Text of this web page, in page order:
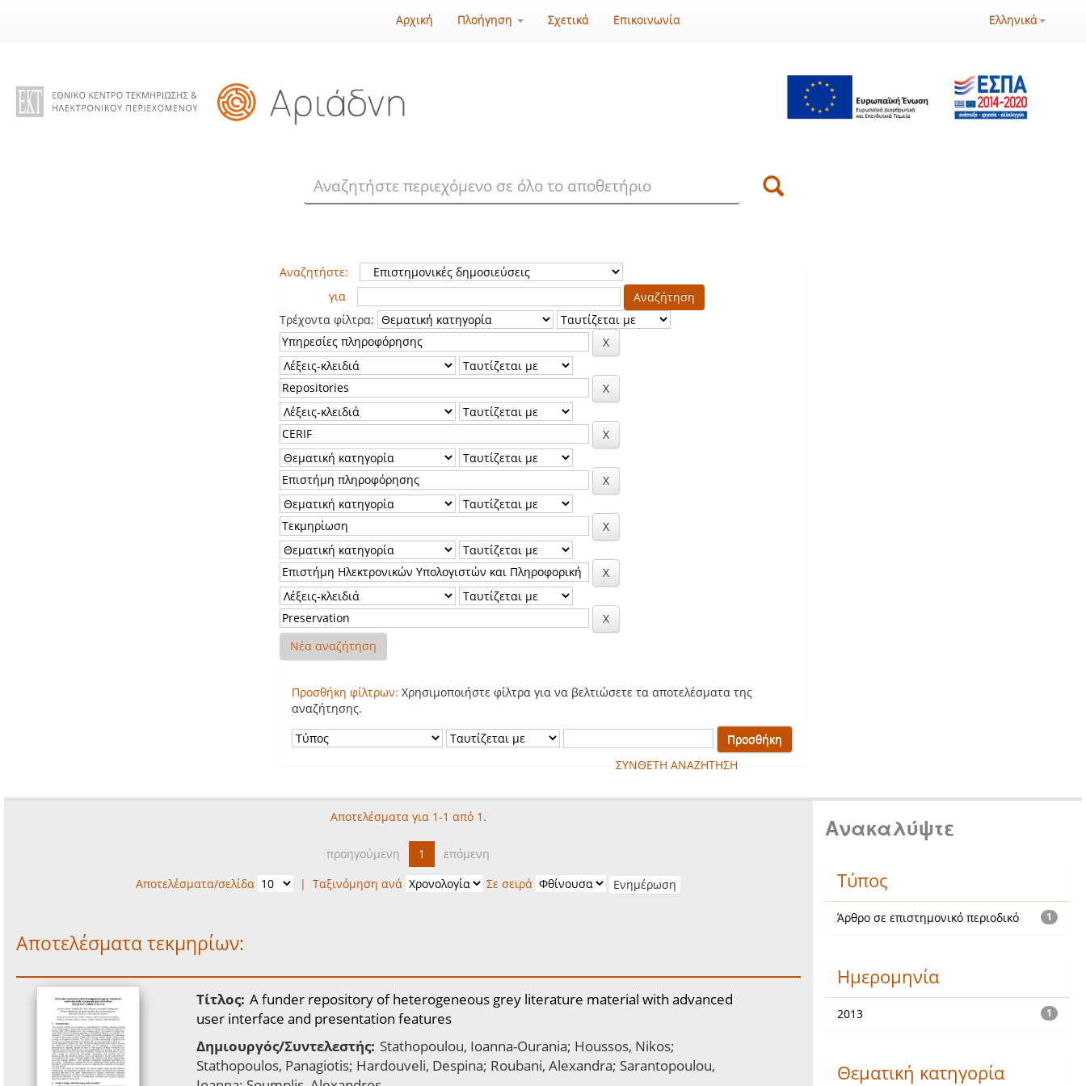
Αρχική Πλοήγηση Σχετικά Επικοινωνία Ελληνικά
Αναζητήστε:
για
Τρέχοντα φίλτρα:
Νέα αναζήτηση
Προσθήκη φίλτρων: Χρησιμοποιήστε φίλτρα για να βελτιώσετε τα αποτελέσματα της
αναζήτησης.
ΣΥΝΘΕΤΗ ΑΝΑΖΗΤΗΣΗ
Αποτελέσματα για 1-1 από 1.
προηγούμενη 1
επόμενη
Αποτελέσματα/σελίδα
|Ταξινόμηση ανά Σε σειρά
Αποτελέσματα τεκμηρίων:
Τίτλος: A funder repository of heterogeneous grey literature material with advanced
user interface and presentation features
Δημιουργός/Συντελεστής: Stathopoulou, Ioanna-Ourania; Houssos, Nikos;
Stathopoulos, Panagiotis; Hardouveli, Despina; Roubani, Alexandra; Sarantopoulou,
Ανακαλύψτε
Τύπος
1
Άρθρο σε επιστημονικό περιοδικό
Ημερομηνία
1
2013
Θεματική κατηγορία